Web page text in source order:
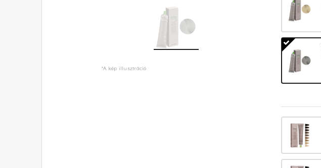
*A kép illusztráció